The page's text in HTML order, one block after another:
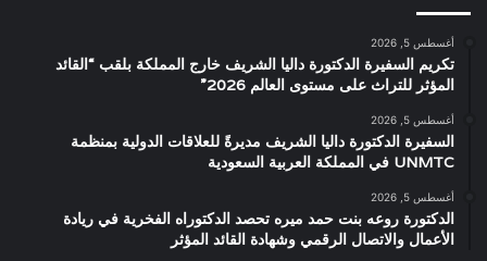
أغسطس 5, 2026
تكريم السفيرة الدكتورة داليا الشريف خارج المملكة بلقب “القائد
المؤثر للتراث على مستوى العالم 2026”
أغسطس 5, 2026
السفيرة الدكتورة داليا الشريف مديرةً للعلاقات الدولية بمنظمة
UNMTC في المملكة العربية السعودية
أغسطس 5, 2026
الدكتورة روعه بنت حمد ميره تحصد الدكتوراه الفخرية في ريادة
الأعمال والاتصال الرقمي وشهادة القائد المؤثر